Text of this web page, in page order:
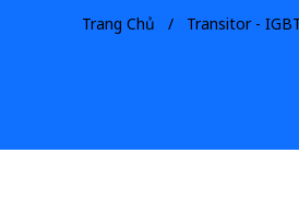
Trang Chủ Transitor -